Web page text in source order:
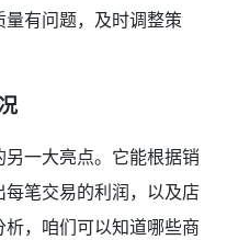
有问题，及时调整策
一大亮点。它能根据销
笔交易的利润，以及店
，咱们可以知道哪些商